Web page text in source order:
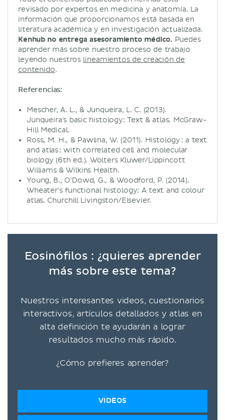
revisado por expertos en medicina y anatomía. La
información que proporcionamos está basada en
literatura académica y en investigación actualizada.
Kenhub no entrega asesoramiento médico. Puedes
aprender más sobre nuestro proceso de trabajo
leyendo nuestros lineamientos de creación de
contenido.
Referencias:
Mescher, A. L., & Junqueira, L. C. (2013).
Junqueira's basic histology: Text & atlas. McGraw-
Hill Medical.
Ross, M. H., & Pawlina, W. (2011). Histology : a text
and atlas : with correlated cell and molecular
biology (6th ed.). Wolters Kluwer/Lippincott
Williams & Wilkins Health.
Young, B., O'Dowd, G., & Woodford, P. (2014).
Wheater's functional histology: A text and colour
atlas. Churchill Livingston/Elsevier.
Eosinófilos : ¿quieres aprender
más sobre este tema?
Nuestros interesantes videos, cuestionarios
interactivos, artículos detallados y atlas en
alta definición te ayudarán a lograr
resultados mucho más rápido.
¿Cómo prefieres aprender?
VIDEOS